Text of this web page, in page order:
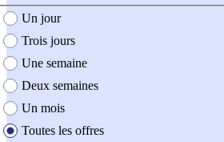
création de l'offre
Un jour
Trois jours
Une semaine
Deux semaines
Un mois
Toutes les offres